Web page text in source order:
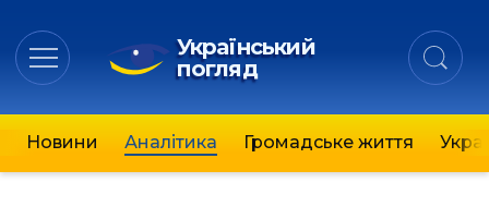
Український
погляд
Новини Аналітика Громадське життя